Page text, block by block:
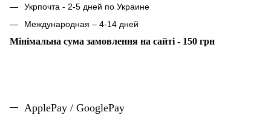
Укрпочта - 2-5 дней по Украине
Международная – 4-14 дней
Мінімальна сума замовлення на сайті - 150 грн
ApplePay / GooglePay